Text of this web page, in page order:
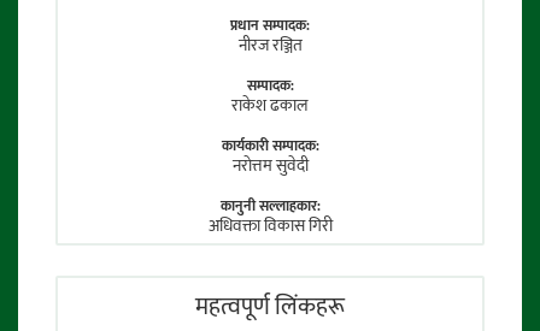
प्रधान सम्पादक:
नीरज रञ्जित
सम्पादक:
राकेश ढकाल
कार्यकारी सम्पादक:
नराेत्तम सुवेदी
कानुनी सल्लाहकार:
अधिवक्ता विकास गिरी
तेजेन्द्र श्रेष्ठ
महत्वपूर्ण लिंकहरू